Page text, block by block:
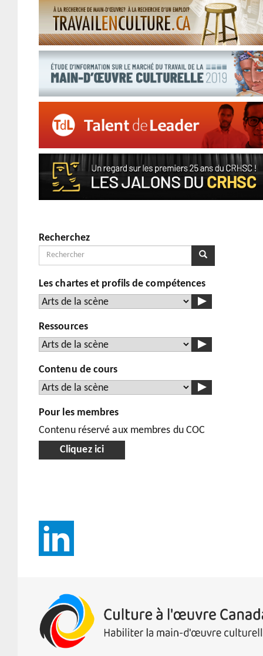
Recherchez
Rechercher
Rechercher
Les chartes et profils de compétences
Ressources
Contenu de cours
Pour les membres
Contenu réservé aux membres du COC
Cliquez ici